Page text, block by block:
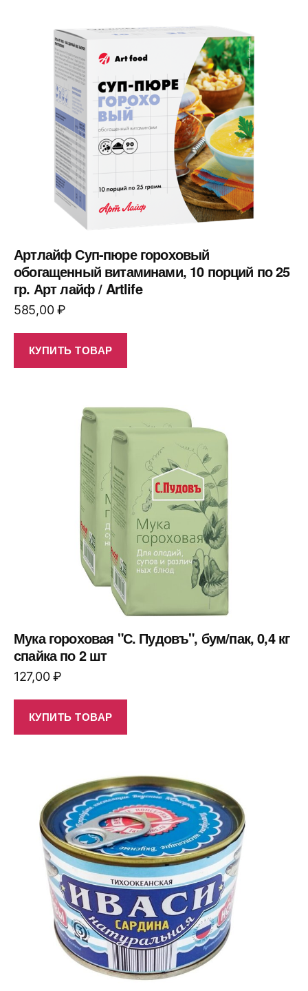
Артлайф Суп-пюре гороховый
обогащенный витаминами, 10 порций по 25
гр. Арт лайф / Artlife
585,00₽
КУПИТЬ ТОВАР
Мука гороховая "С. Пудовъ", бум/пак, 0,4 кг
спайка по 2 шт
127,00₽
КУПИТЬ ТОВАР